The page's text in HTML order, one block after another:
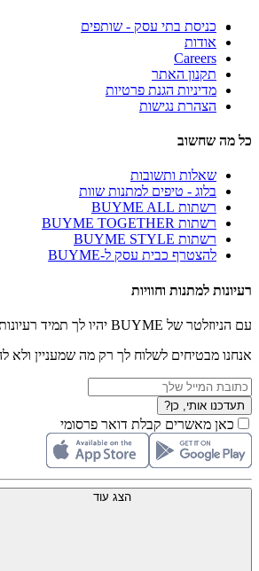
כניסת בתי עסק - שותפים
אודות
Careers
תקנון האתר
מדיניות הגנת פרטיות
הצהרת נגישות
כל מה שחשוב
שאלות ותשובות
בלוג - טיפים למתנות שוות
רשתות BUYME ALL
רשתות BUYME TOGETHER
רשתות BUYME STYLE
להצטרף כבית עסק ל-BUYME
רעיונות למתנות וחוויות
עם הניוזלטר של BUYME יהיו לך תמיד רעיונות מפתיעים למתנות וחוויות.
אנחנו מבטיחים לשלוח לך רק מה שמעניין ולא
תעדכנו אותי, כן?
כאן מאשרים קבלת דואר פרסומי
הצג עוד